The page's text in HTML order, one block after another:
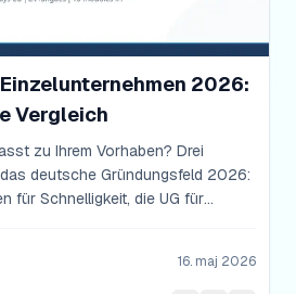
Einzelunternehmen 2026:
Vergleich
zu Ihrem Vorhaben? Drei
deutsche Gründungsfeld 2026:
für Schnelligkeit, die UG für
Ein nüchterner Vergleich mit
und Praxisfällen.16. maj 2026